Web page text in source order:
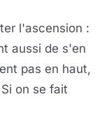
l'ascension :
aussi de s'en
pas en haut,
on se fait